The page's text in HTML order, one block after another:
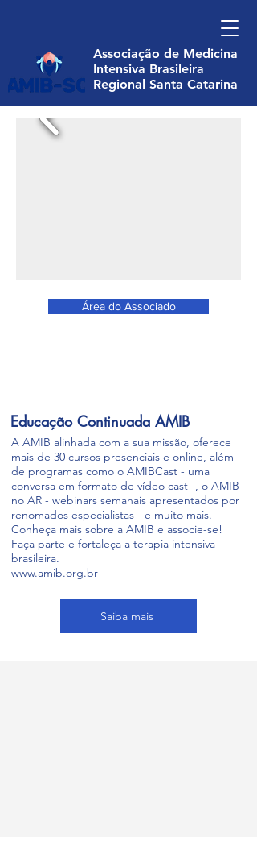
Associação de Medicina
Intensiva Brasileira
Regional Santa Catarina
Área do Associado
Educação Continuada AMIB
A AMIB alinhada com a sua missão, oferece
mais de 30 cursos presenciais e online, além
de programas como o AMIBCast - uma
conversa em formato de vídeo cast -, o AMIB
no AR - webinars semanais apresentados por
renomados especialistas - e muito mais.
Conheça mais sobre a AMIB e associe-se!
Faça parte e fortaleça a terapia intensiva
brasileira.
www.amib.org.br
Saiba mais